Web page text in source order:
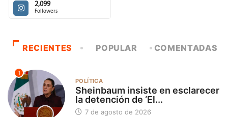
2,099
Followers
RECIENTES POPULAR COMENTADAS
1
POLÍTICA
Sheinbaum insiste en esclarecer
la detención de ‘El...
7 de agosto de 2026